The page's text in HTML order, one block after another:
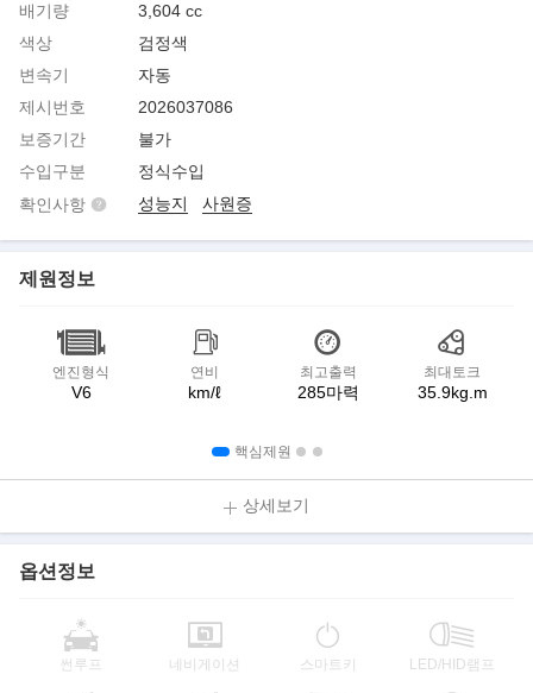
배기량
3,604 cc
색상
검정색
변속기
자동
제시번호
2026037086
보증기간
불가
수입구분
정식수입
확인사항
성능지 사원증
제원정보
엔진형식
V6
연비
km/ℓ
최고출력
285마력
최대토크
35.9kg.m
핵심제원
상세보기
옵션정보
썬루프 네비게이션 스마트키 LED/HID램프